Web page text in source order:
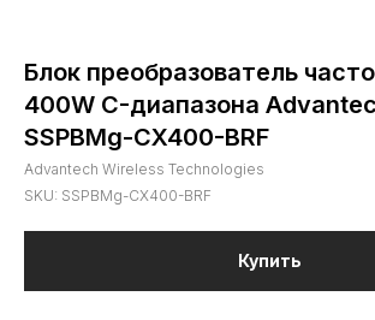
Блок преобразователь
400W C-диапазона
SSPBMg-CX400-BRF
Advantech Wireless Technologies
SKU: SSPBMg-CX400-BRF
Купить